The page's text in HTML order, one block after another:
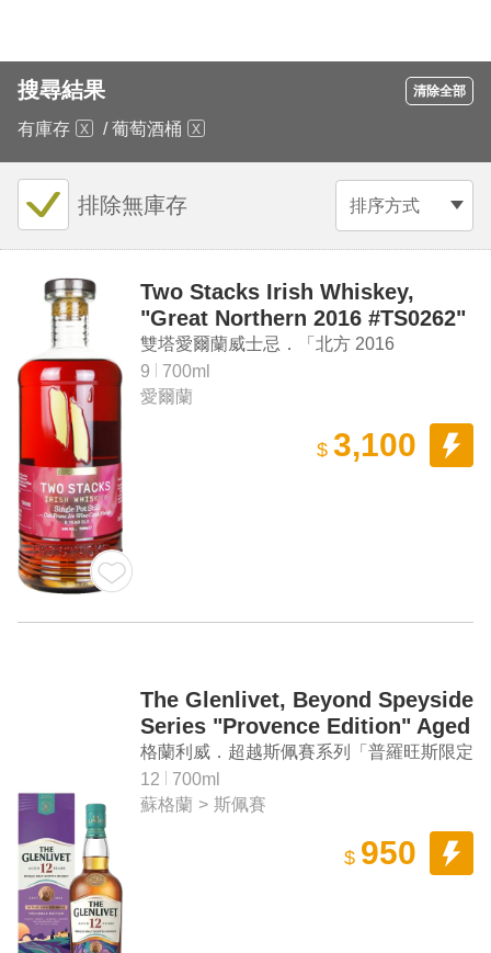
搜尋結果 清除全部
有庫存 / 葡萄酒桶
排序方式
排除無庫存
Two Stacks Irish Whiskey,
"Great Northern 2016 #TS0262"
Cab Franc Ice Wine Cask Finish
9 Year Old Pot Still Irish
Whiskey
雙塔愛爾蘭威士忌．「北方 2016
#TS0262」卡本內弗朗冰酒過桶 9年 單一
壺式愛爾蘭威士忌
9
700ml
愛爾蘭
$ 3,100
The Glenlivet, Beyond Speyside
Series "Provence Edition" Aged
12 Years Single Malt Scotch
Whisky
格蘭利威．超越斯佩賽系列「普羅旺斯限定
版」12年單一麥芽蘇格蘭威士忌
12
700ml
蘇格蘭 > 斯佩賽
$ 950